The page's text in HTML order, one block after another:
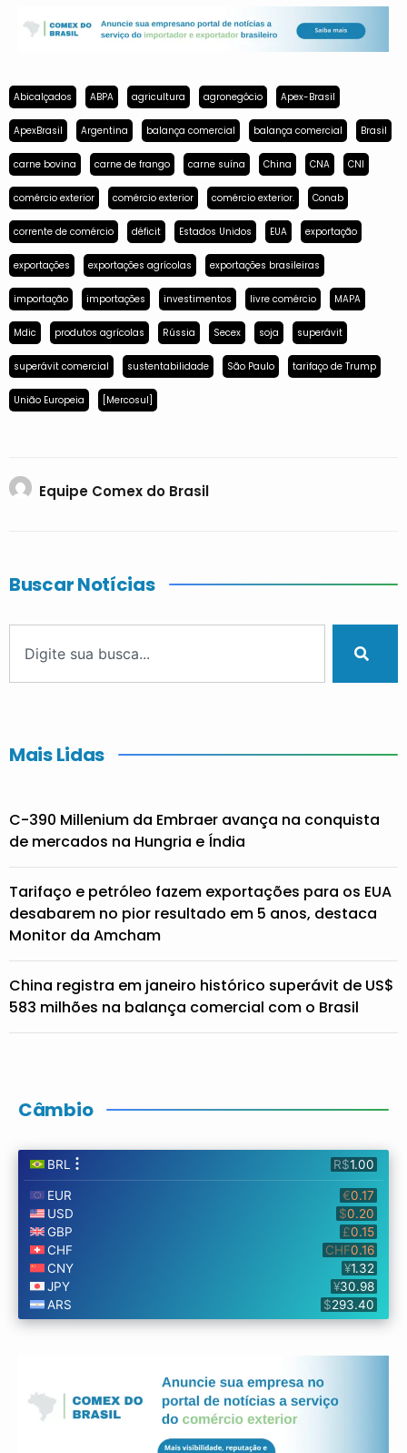
Abicalçados ABPA agricultura agronegócio Apex-Brasil
ApexBrasil Argentina balança comercial balança comercial Brasil
carne bovina carne de frango carne suína China CNA CNI
comércio exterior comércio exterior comércio exterior. Conab
corrente de comércio déficit Estados Unidos EUA exportação
exportações exportações agrícolas exportações brasileiras
importação importações investimentos livre comércio MAPA
Mdic produtos agrícolas Rússia Secex soja superávit
superávit comercial sustentabilidade São Paulo tarifaço de Trump
União Europeia [Mercosul]
Equipe Comex do Brasil
Buscar Notícias
Mais Lidas
C-390 Millenium da Embraer avança na conquista
de mercados na Hungria e Índia
Tarifaço e petróleo fazem exportações para os EUA
desabarem no pior resultado em 5 anos, destaca
Monitor da Amcham
China registra em janeiro histórico superávit de US$
583 milhões na balança comercial com o Brasil
Câmbio